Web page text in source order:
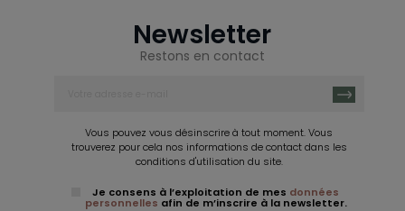
Newsletter
Restons en contact
Vous pouvez vous désinscrire à tout moment. Vous
trouverez pour cela nos informations de contact dans les
conditions d'utilisation du site.
Je consens à l’exploitation de mes données
personnelles afin de m’inscrire à la newsletter.